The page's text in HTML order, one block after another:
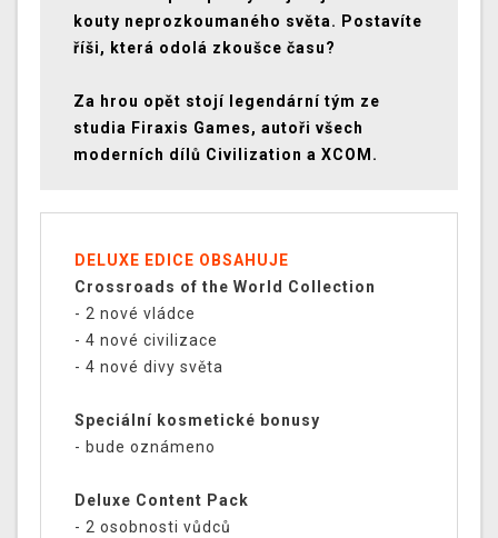
kouty neprozkoumaného světa. Postavíte
říši, která odolá zkoušce času?
Za hrou opět stojí legendární tým ze
studia Firaxis Games, autoři všech
moderních dílů Civilization a XCOM.
DELUXE EDICE OBSAHUJE
Crossroads of the World Collection
- 2 nové vládce
- 4 nové civilizace
- 4 nové divy světa
Speciální kosmetické bonusy
- bude oznámeno
Deluxe Content Pack
- 2 osobnosti vůdců